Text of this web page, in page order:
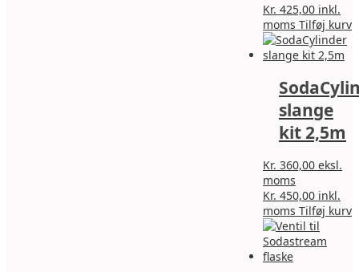
Kr. 425,00 inkl.
moms Tilføj kurv
slange
kit 2,5m
Kr. 360,00 eksl.
moms
Kr. 450,00 inkl.
moms Tilføj kurv